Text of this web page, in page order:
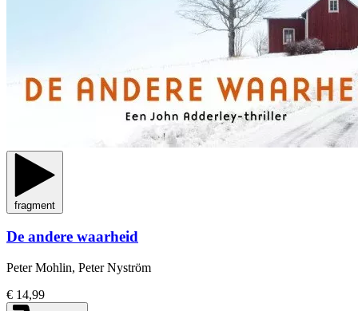
fragment
De andere waarheid
Peter Mohlin, Peter Nyström
€ 14,99